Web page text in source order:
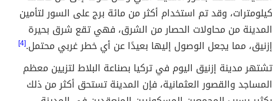
كيلومترات، وقد تم استخدام أكثر من مائة برج على السور لتأمين
المدينة من محاولات الحصار من الشرق، فهي تقع شرق بحيرة
إزنيق، مما يجعل الوصول إليها بعيدًا عن أي خطر غربي محتمل.[4]
تشتهر مدينة إزنيق اليوم في تركيا بصناعة البلاط لتزيين معظم
المساجد والقصور العثمانية، فإن المدينة تستحق أكثر من ذلك